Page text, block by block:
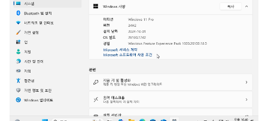
O 공유합니다. [x64] [ARM64] [한글판] 순수 MSDN이라 파일 변조에 대
한 걱정은 하지 않으셔도 됩니다. Windows 11 24H2부터는 ARM64 ISO
도 MSDN에 배포하는 것을 확인했습니다. x64 및..